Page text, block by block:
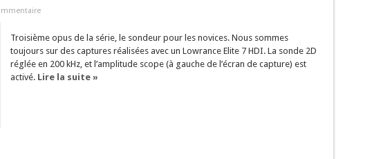
Troisième opus de la série, le sondeur pour les novices. Nous sommes
toujours sur des captures réalisées avec un Lowrance Elite 7 HDI. La sonde 2D
réglée en 200 kHz, et l’amplitude scope (à gauche de l’écran de capture) est
activé. Lire la suite »